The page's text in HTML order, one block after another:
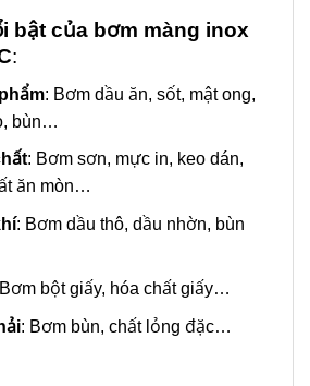
bật của bơm màng inox
:
: Bơm dầu ăn, sốt, mật ong,
bùn…
: Bơm sơn, mực in, keo dán,
ăn mòn…
: Bơm dầu thô, dầu nhờn, bùn
bột giấy, hóa chất giấy…
: Bơm bùn, chất lỏng đặc…